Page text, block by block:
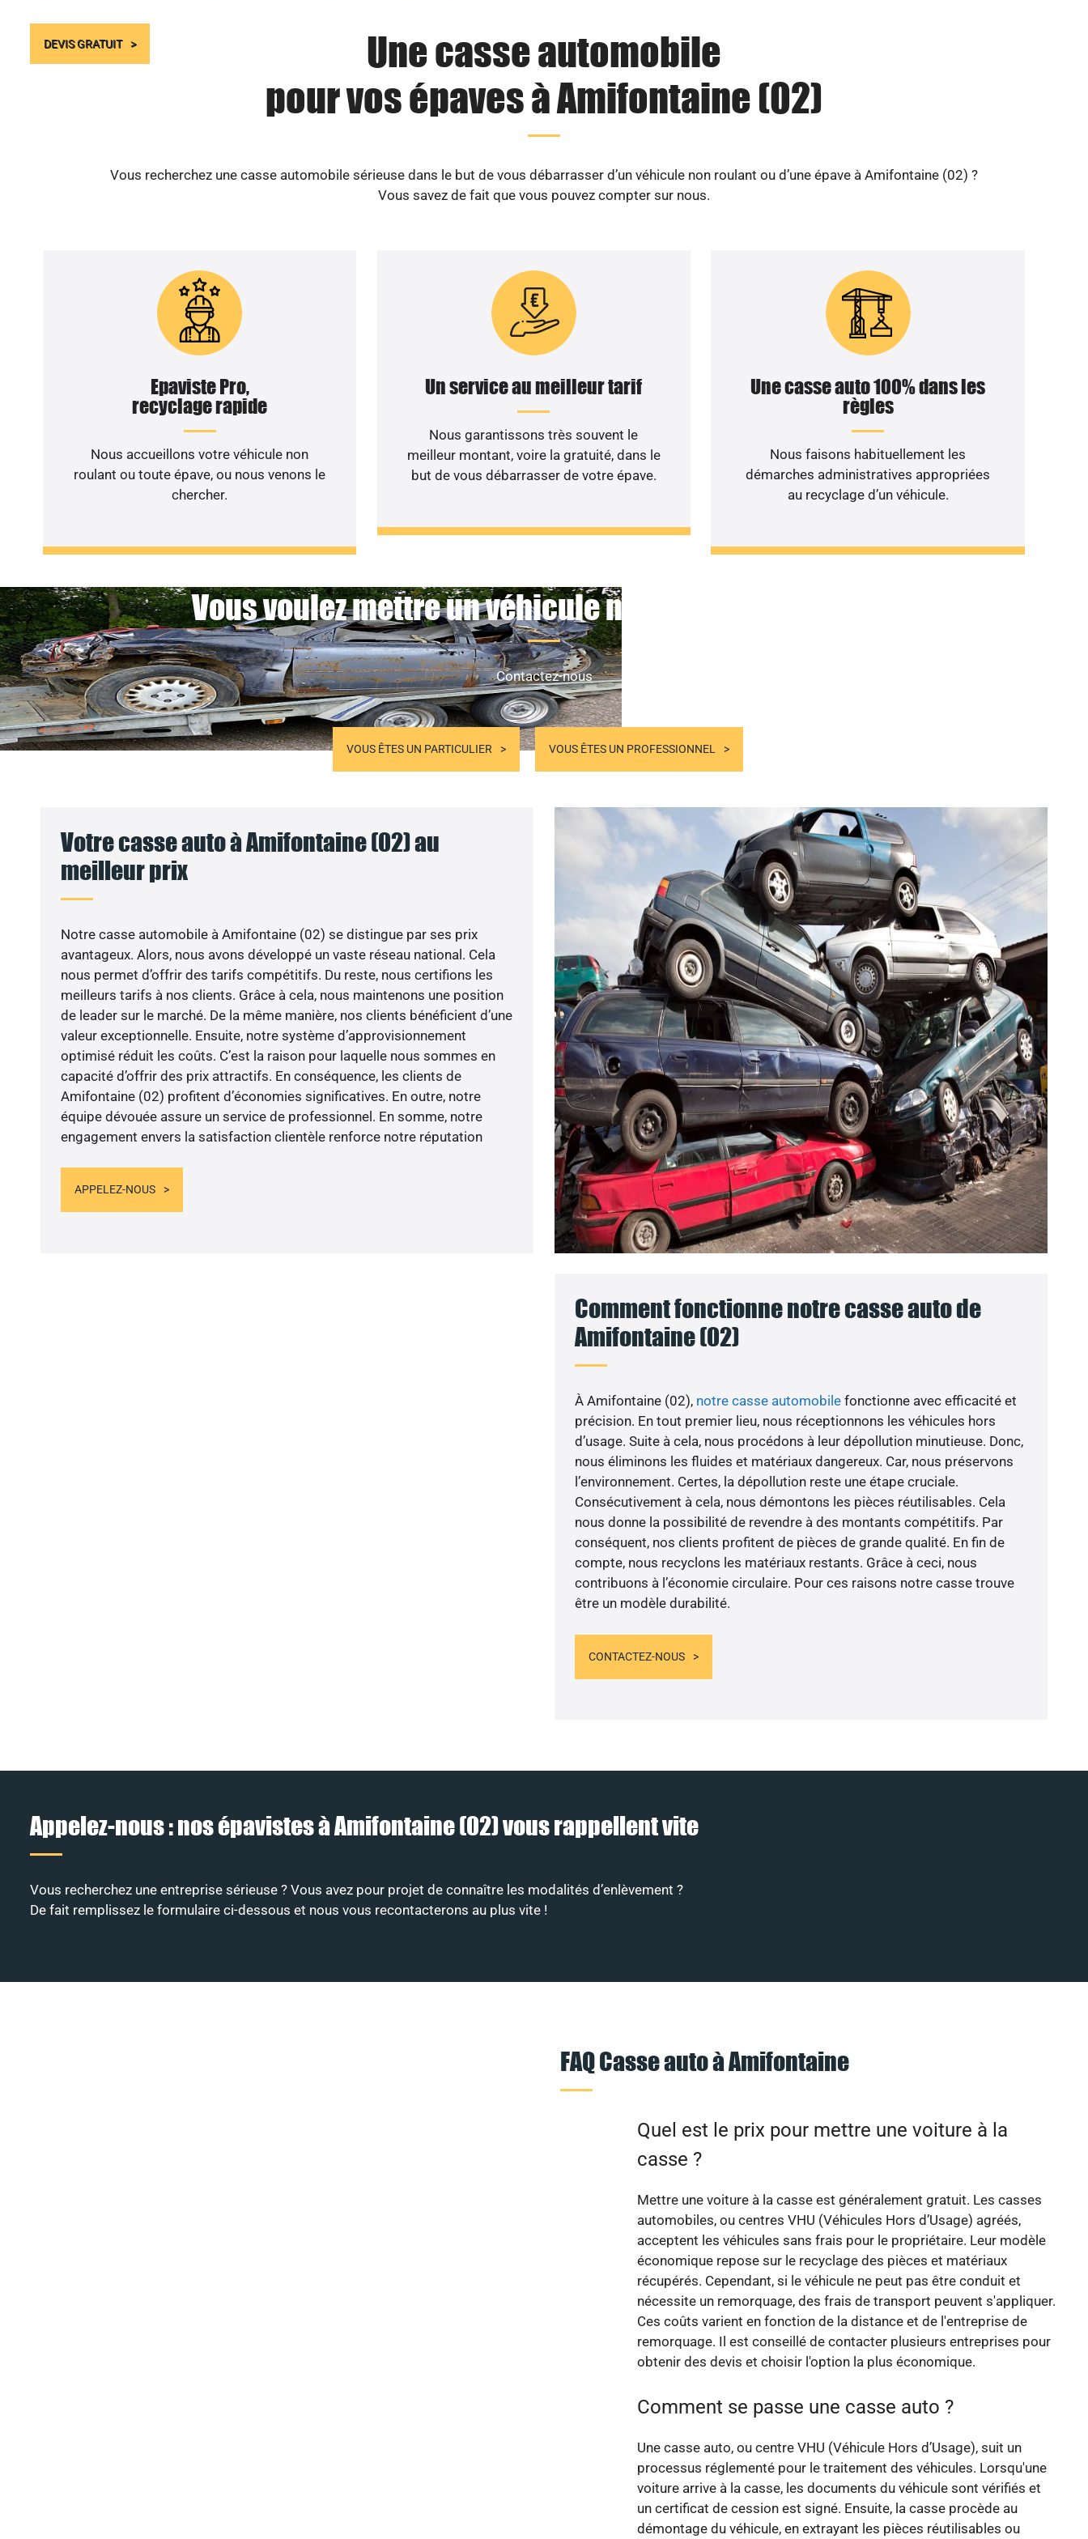
DEVIS GRATUIT
Une casse automobile
pour vos épaves à Amifontaine (02)
Vous recherchez une casse automobile sérieuse dans le but de vous débarrasser d’un véhicule non roulant ou d’une épave à Amifontaine (02) ?
Vous savez de fait que vous pouvez compter sur nous.
Epaviste Pro,
recyclage rapide
Nous accueillons votre véhicule non
roulant ou toute épave, ou nous venons le
chercher.
Un service au meilleur tarif
Nous garantissons très souvent le
meilleur montant, voire la gratuité, dans le
but de vous débarrasser de votre épave.
Une casse auto 100% dans les
règles
Nous faisons habituellement les
démarches administratives appropriées
au recyclage d’un véhicule.
Vous voulez mettre un véhicule non roulant au rebut ?
Contactez-nous
VOUS ÊTES UN PARTICULIER VOUS ÊTES UN PROFESSIONNEL
Votre casse auto à Amifontaine (02) au
meilleur prix
Notre casse automobile à Amifontaine (02) se distingue par ses prix
avantageux. Alors, nous avons développé un vaste réseau national. Cela
nous permet d’offrir des tarifs compétitifs. Du reste, nous certifions les
meilleurs tarifs à nos clients. Grâce à cela, nous maintenons une position
de leader sur le marché. De la même manière, nos clients bénéficient d’une
valeur exceptionnelle. Ensuite, notre système d’approvisionnement
optimisé réduit les coûts. C’est la raison pour laquelle nous sommes en
capacité d’offrir des prix attractifs. En conséquence, les clients de
Amifontaine (02) profitent d’économies significatives. En outre, notre
équipe dévouée assure un service de professionnel. En somme, notre
engagement envers la satisfaction clientèle renforce notre réputation
APPELEZ-NOUS
Comment fonctionne notre casse auto de
Amifontaine (02)
À Amifontaine (02), notre casse automobile fonctionne avec efficacité et
précision. En tout premier lieu, nous réceptionnons les véhicules hors
d’usage. Suite à cela, nous procédons à leur dépollution minutieuse. Donc,
nous éliminons les fluides et matériaux dangereux. Car, nous préservons
l’environnement. Certes, la dépollution reste une étape cruciale.
Consécutivement à cela, nous démontons les pièces réutilisables. Cela
nous donne la possibilité de revendre à des montants compétitifs. Par
conséquent, nos clients profitent de pièces de grande qualité. En fin de
compte, nous recyclons les matériaux restants. Grâce à ceci, nous
contribuons à l’économie circulaire. Pour ces raisons notre casse trouve
être un modèle durabilité.
CONTACTEZ-NOUS
Appelez-nous : nos épavistes à Amifontaine (02) vous rappellent vite
Vous recherchez une entreprise sérieuse ? Vous avez pour projet de connaître les modalités d’enlèvement ?
De fait remplissez le formulaire ci-dessous et nous vous recontacterons au plus vite !
FAQ Casse auto à Amifontaine
Quel est le prix pour mettre une voiture à la
casse ?
Mettre une voiture à la casse est généralement gratuit. Les casses
automobiles, ou centres VHU (Véhicules Hors d’Usage) agréés,
acceptent les véhicules sans frais pour le propriétaire. Leur modèle
économique repose sur le recyclage des pièces et matériaux
récupérés. Cependant, si le véhicule ne peut pas être conduit et
nécessite un remorquage, des frais de transport peuvent s'appliquer.
Ces coûts varient en fonction de la distance et de l'entreprise de
remorquage. Il est conseillé de contacter plusieurs entreprises pour
obtenir des devis et choisir l'option la plus économique.
Comment se passe une casse auto ?
Une casse auto, ou centre VHU (Véhicule Hors d’Usage), suit un
processus réglementé pour le traitement des véhicules. Lorsqu'une
voiture arrive à la casse, les documents du véhicule sont vérifiés et
un certificat de cession est signé. Ensuite, la casse procède au
démontage du véhicule, en extrayant les pièces réutilisables ou